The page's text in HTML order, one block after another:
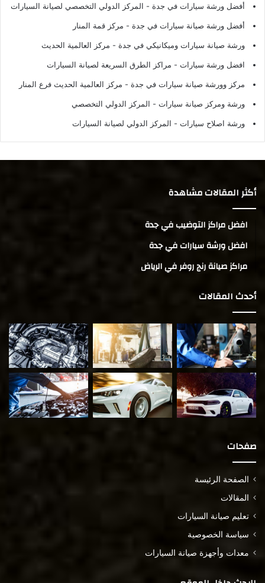
أفضل ورشة سيارات في جدة - المركز الدولي التخصصي لصيانة السيارات
أفضل ورشة صيانة سيارات في جدة - مركز قمة المنار
ورشة صيانة سيارات وميكانيكي في جدة - مركز العالمية الحديث
افضل ورشة سيارات - مراكز الطرق السريعة لصيانة السيارات
مركز وورشة صيانة سيارات في جدة - مركز العالمية الحديث فرع المنار
ورشة ومركز صيانة سيارات - المركز الدولي التخصصي
ورشة اصلاح سيارات - المركز الدولي لصيانة السيارات
أكثر المقالات مشاهدة
افضل مراكز التوضيب في جدة
افضل ورشة سيارات في جدة
مراكز صيانة رنج روفر في الرياض
أحدث المقالات
صفحات
الصفحة الرئيسة
المقالات
تعليم صيانة السيارات
سياسة الخصوصية
معدات وأجهزة صيانة السيارات